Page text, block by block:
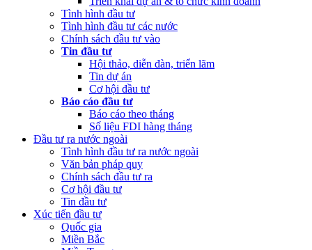
Tình hình đầu tư
Tình hình đầu tư các nước
Chính sách đầu tư vào
Tin đầu tư
Hội thảo, diễn đàn, triển lãm
Tin dự án
Cơ hội đầu tư
Báo cáo đầu tư
Báo cáo theo tháng
Số liệu FDI hàng tháng
Đầu tư ra nước ngoài
Tình hình đầu tư ra nước ngoài
Văn bản pháp quy
Chính sách đầu tư ra
Cơ hội đầu tư
Tin đầu tư
Xúc tiến đầu tư
Quốc gia
Miền Bắc